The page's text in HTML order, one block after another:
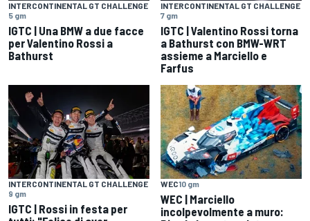
INTERCONTINENTAL GT CHALLENGE
5 gm
IGTC | Una BMW a due facce
per Valentino Rossi a
Bathurst
INTERCONTINENTAL GT CHALLENGE
7 gm
IGTC | Valentino Rossi torna
a Bathurst con BMW-WRT
assieme a Marciello e
Farfus
INTERCONTINENTAL GT CHALLENGE
9 gm
IGTC | Rossi in festa per
WEC10 gm
WEC | Marciello
incolpevolmente a muro: